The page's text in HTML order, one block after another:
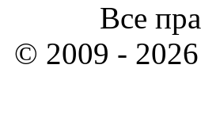
Все
© 2009 -